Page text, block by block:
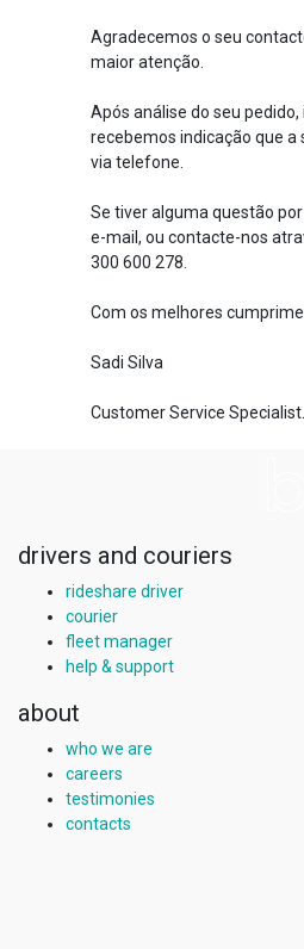
Agradecemos o seu
maior atenção.
Após análise do seu
recebemos indicação que a
via telefone.
Se tiver alguma questão
e-mail, ou contacte-nos
300 600 278.
Com os melhores
Sadi Silva
Customer Service Specialist.
drivers and couriers
rideshare driver
courier
fleet manager
help & support
about
who we are
careers
testimonies
contacts